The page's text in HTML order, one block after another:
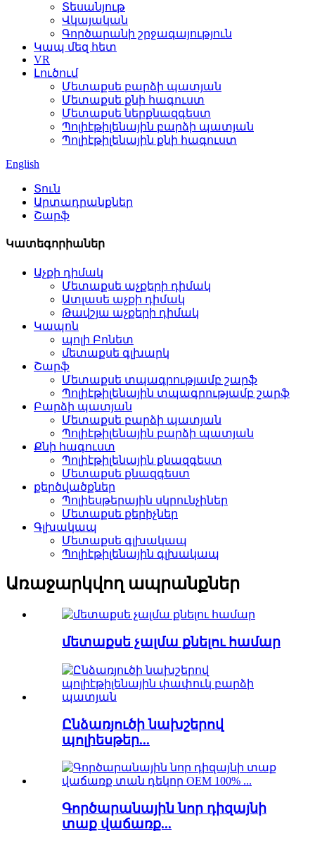
Տեսանյութ
Վկայական
Գործարանի շրջագայություն
Կապ մեզ հետ
VR
Լուծում
Մետաքսե բարձի պատյան
Մետաքսե քնի հագուստ
Մետաքսե ներքնազգեստ
Պոլիէթիլենային բարձի պատյան
Պոլիէթիլենային քնի հագուստ
English
Տուն
Արտադրանքներ
Շարֆ
Կատեգորիաներ
Աչքի դիմակ
Մետաքսե աչքերի դիմակ
Ատլասե աչքի դիմակ
Թավշյա աչքերի դիմակ
Կապոն
պոլի Բոնետ
մետաքսե գլխարկ
Շարֆ
Մետաքսե տպագրությամբ շարֆ
Պոլիէթիլենային տպագրությամբ շարֆ
Բարձի պատյան
Մետաքսե բարձի պատյան
Պոլիէթիլենային բարձի պատյան
Քնի հագուստ
Պոլիէթիլենային քնազգեստ
Մետաքսե քնազգեստ
քերծվածքներ
Պոլիեսթերային սկրունչիներ
Մետաքսե քերիչներ
Գլխակապ
Մետաքսե գլխակապ
Պոլիէթիլենային գլխակապ
Առաջարկվող ապրանքներ
մետաքսե չալմա քնելու համար
Ընձառյուծի նախշերով
պոլիեսթեր...
Գործարանային նոր դիզայնի
տաք վաճառք...